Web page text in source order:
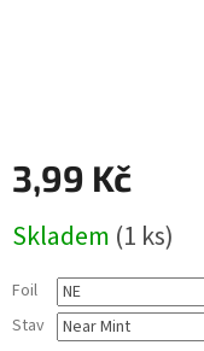
3,99 Kč
cena:
Skladem (1 ks)
Foil
Stav